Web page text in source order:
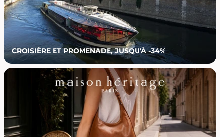
CROISIÈRE ET PROMENADE, JUSQU'À -34%